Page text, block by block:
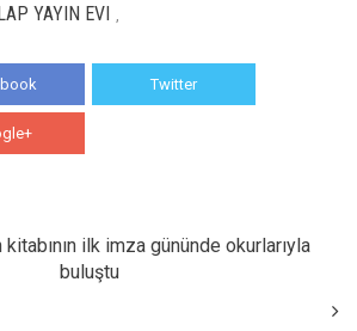
YAYIN EVI
Twitter
ilk imza gününde okurlarıyla
buluştu